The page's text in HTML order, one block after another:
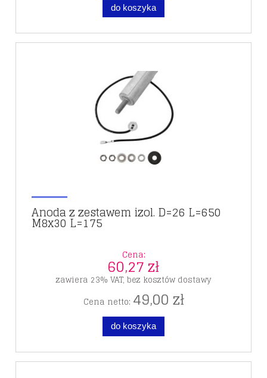
do koszyka
Anoda z zestawem izol. D=26 L=650
M8x30 L=175
Cena:
60,27 zł
zawiera 23% VAT, bez kosztów dostawy
Cena netto: 49,00 zł
do koszyka